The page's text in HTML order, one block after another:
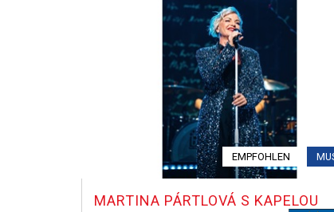
EMPFOHLEN
MARTINA PÁRTLOVÁ S KAPELOU